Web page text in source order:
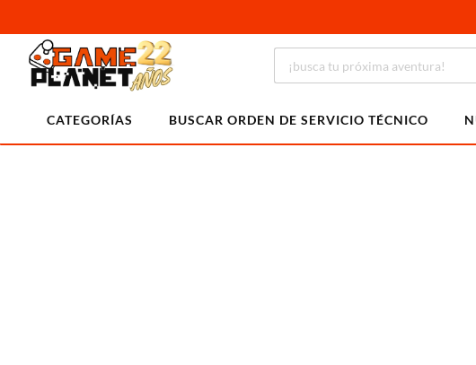
CATEGORÍAS BUSCAR ORDEN DE SERVICIO TÉCNICO